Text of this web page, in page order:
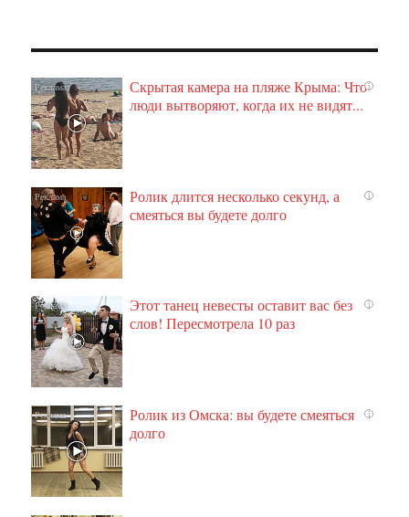
i
Скрытая камера на пляже Крыма: Что
люди вытворяют, когда их не видят...
i
Ролик длится несколько секунд, а
смеяться вы будете долго
i
Этот танец невесты оставит вас без
слов! Пересмотрела 10 раз
i
Ролик из Омска: вы будете смеяться
долго